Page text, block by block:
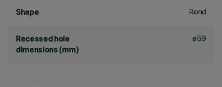
Shape Rond
Recessed hole
dimensions (mm)
ø59